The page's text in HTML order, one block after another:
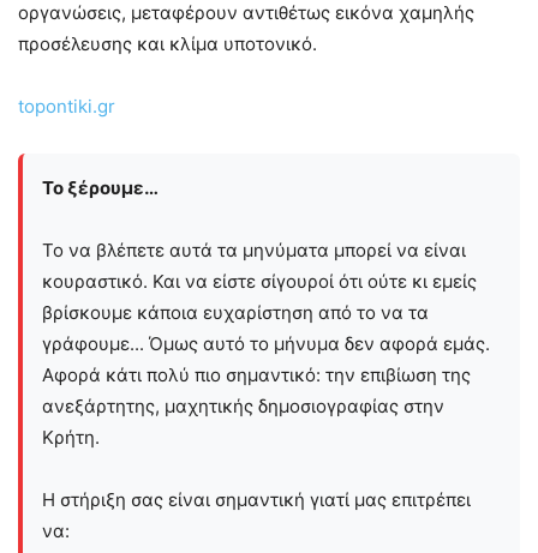
οργανώσεις, μεταφέρουν αντιθέτως εικόνα χαμηλής
προσέλευσης και κλίμα υποτονικό.
topontiki.gr
Το ξέρουμε…
Το να βλέπετε αυτά τα μηνύματα μπορεί να είναι
κουραστικό. Και να είστε σίγουροί ότι ούτε κι εμείς
βρίσκουμε κάποια ευχαρίστηση από το να τα
γράφουμε... Όμως αυτό το μήνυμα δεν αφορά εμάς.
Αφορά κάτι πολύ πιο σημαντικό: την επιβίωση της
ανεξάρτητης, μαχητικής δημοσιογραφίας στην
Kρήτη.
Η στήριξη σας είναι σημαντική γιατί μας επιτρέπει
να: